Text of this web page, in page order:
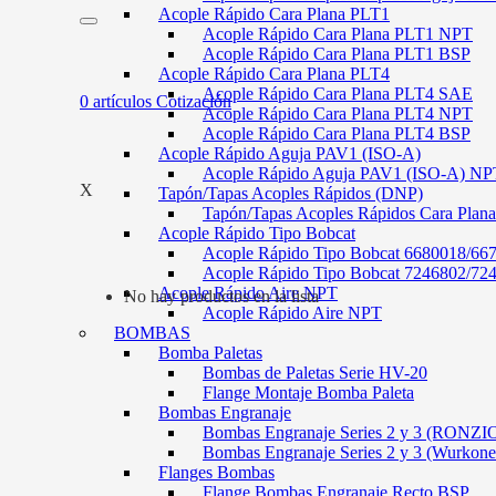
0 artículos Cotización
X
No hay productos en la lista
Acople Rápido Cara Plana PLT1
Acople Rápido Cara Plana PLT1 NPT
Acople Rápido Cara Plana PLT1 BSP
Acople Rápido Cara Plana PLT4
Acople Rápido Cara Plana PLT4 SAE
Acople Rápido Cara Plana PLT4 NPT
Acople Rápido Cara Plana PLT4 BSP
Acople Rápido Aguja PAV1 (ISO-A)
Acople Rápido Aguja PAV1 (ISO-A)
Tapón/Tapas Acoples Rápidos (DNP)
Tapón/Tapas Acoples Rápidos Cara
Acople Rápido Tipo Bobcat
Acople Rápido Tipo Bobcat 6680018/
Acople Rápido Tipo Bobcat 7246802/
Acople Rápido Aire NPT
Acople Rápido Aire NPT
BOMBAS
Bomba Paletas
Bombas de Paletas Serie HV-20
Flange Montaje Bomba Paleta
Bombas Engranaje
Bombas Engranaje Series 2 y 3
Bombas Engranaje Series 2 y 3
Flanges Bombas
Flange Bombas Engranaje Recto BSP